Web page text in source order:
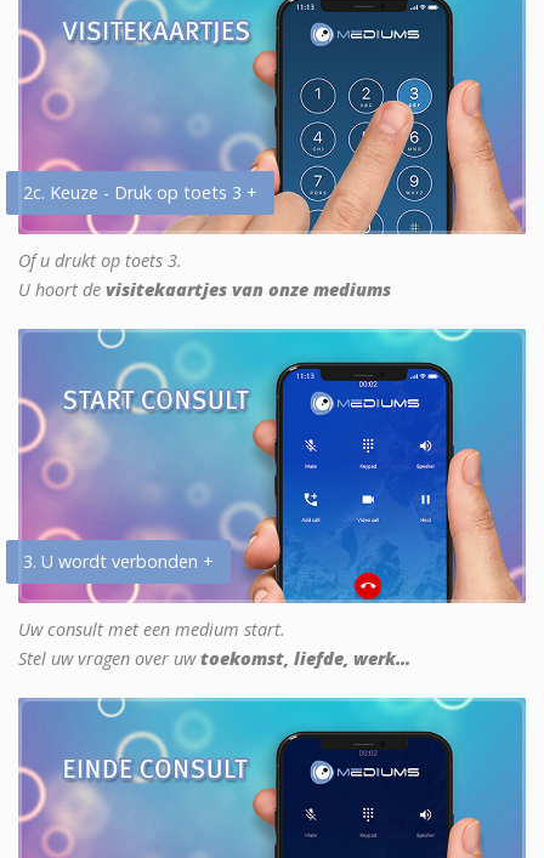
2c. Keuze - Druk op toets 3 +
Of u drukt op toets 3.
U hoort de visitekaartjes van onze mediums
3. U wordt verbonden +
Uw consult met een medium start.
Stel uw vragen over uwtoekomst, liefde, werk...